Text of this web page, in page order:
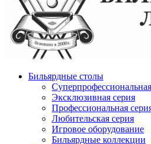
Бильярдные столы
Эксклюзивная серия
Профессиональная
Любительская серия
Игровое оборудование
Бильярдные коллекции